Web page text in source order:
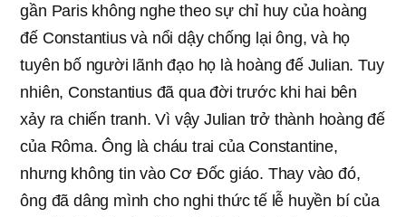
gần Paris không nghe theo sự chỉ huy của hoàng
đế Constantius và nổi dậy chống lại ông, và họ
tuyên bố người lãnh đạo họ là hoàng đế Julian. Tuy
nhiên, Constantius đã qua đời trước khi hai bên
xảy ra chiến tranh. Vì vậy Julian trở thành hoàng đế
của Rôma. Ông là cháu trai của Constantine,
nhưng không tin vào Cơ Đốc giáo. Thay vào đó,
ông đã dâng mình cho nghi thức tế lễ huyền bí của